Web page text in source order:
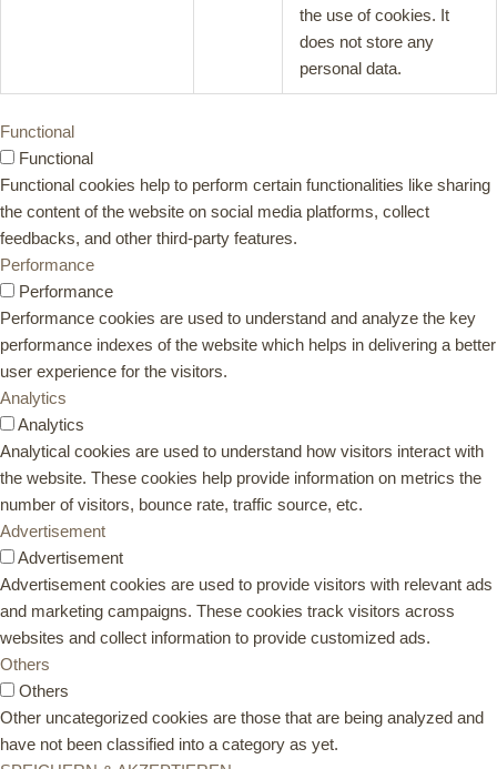
the use of cookies. It
does not store any
personal data.
Functional
Functional
Functional cookies help to perform certain functionalities like sharing
the content of the website on social media platforms, collect
feedbacks, and other third-party features.
Performance
Performance
Performance cookies are used to understand and analyze the key
performance indexes of the website which helps in delivering a better
user experience for the visitors.
Analytics
Analytics
Analytical cookies are used to understand how visitors interact with
the website. These cookies help provide information on metrics the
number of visitors, bounce rate, traffic source, etc.
Advertisement
Advertisement
Advertisement cookies are used to provide visitors with relevant ads
and marketing campaigns. These cookies track visitors across
websites and collect information to provide customized ads.
Others
Others
Other uncategorized cookies are those that are being analyzed and
have not been classified into a category as yet.